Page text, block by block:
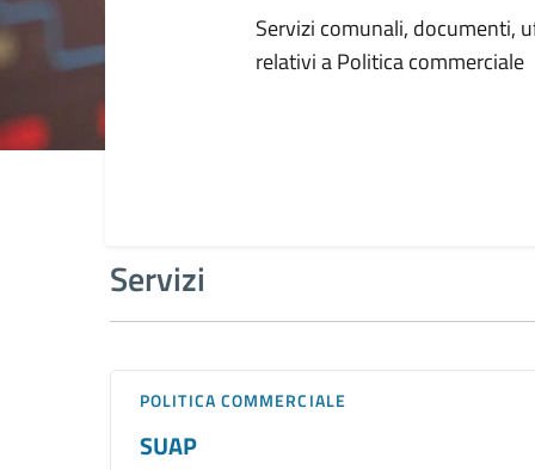
Dettagli
Servizi comunali, documenti,
relativi a Politica commerciale
Servizi
POLITICA COMMERCIALE
SUAP